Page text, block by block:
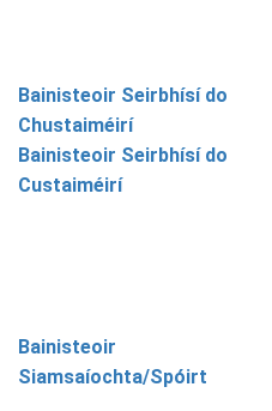
Bainisteoir Seirbhísí do
Chustaiméirí
Bainisteoir Seirbhísí do
Custaiméirí
Bainisteoir
Siamsaíochta/Spóirt